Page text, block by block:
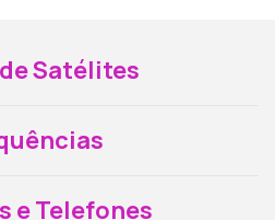
Satélites
e Telefones